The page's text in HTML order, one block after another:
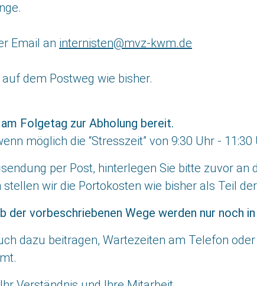
Email an internisten@mvz-kwm.de
dem Postweg wie bisher.
Folgetag zur Abholung bereit.
möglich die “Stresszeit” von 9:30 Uhr - 11:30
per Post, hinterlegen Sie bitte zuvor
wir die Portokosten wie bisher als Teil
der vorbeschriebenen Wege werden nur noch
dazu beitragen, Wartezeiten am Telefon